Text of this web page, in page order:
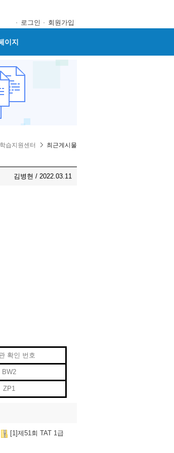
로그인 회원가입
이지
학습지원센터 최근게시물
김병현 / 2022.03.11
확인 번호
BW2
ZP1
[1]제51회 TAT 1급